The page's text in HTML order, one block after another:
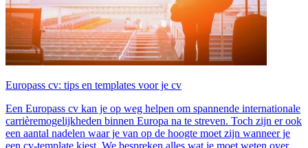
Europass cv: tips en templates voor je cv
Een Europass cv kan je op weg helpen om spannende internationale
carrièremogelijkheden binnen Europa na te streven. Toch zijn er ook
een aantal nadelen waar je van op de hoogte moet zijn wanneer je
een cv-template kiest. We bespreken alles wat je moet weten over